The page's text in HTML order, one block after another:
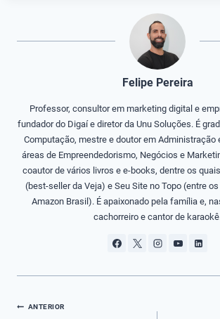
Felipe Pereira
Professor, consultor em marketing digital e
fundador do Digaí e diretor da Unu Soluções. É
Computação, mestre e doutor em Administração
áreas de Empreendedorismo, Negócios e
coautor de vários livros e e-books, dentre os
(best-seller da Veja) e Seu Site no Topo (entre
Amazon Brasil). É apaixonado pela família e,
cachorreiro e cantor de
Navegação
ANTERIOR